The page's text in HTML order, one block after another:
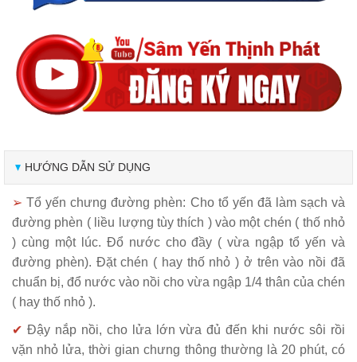
HƯỚNG DẪN SỬ DỤNG
➢Tổ yến chưng đường phèn: Cho tổ yến đã làm sạch và
đường phèn ( liều lượng tùy thích ) vào một chén ( thố nhỏ
) cùng một lúc. Đổ nước cho đầy ( vừa ngập tổ yến và
đường phèn). Đặt chén ( hay thố nhỏ ) ở trên vào nồi đã
chuẩn bị, đổ nước vào nồi cho vừa ngập 1/4 thân của chén
( hay thố nhỏ ).
✔ Đậy nắp nồi, cho lửa lớn vừa đủ đến khi nước sôi rồi
vặn nhỏ lửa, thời gian chưng thông thường là 20 phút, có